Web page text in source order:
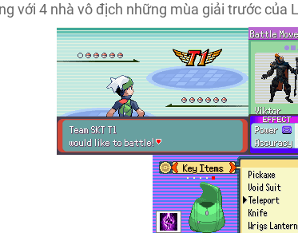
với 4 nhà vô địch những mùa giải trước của